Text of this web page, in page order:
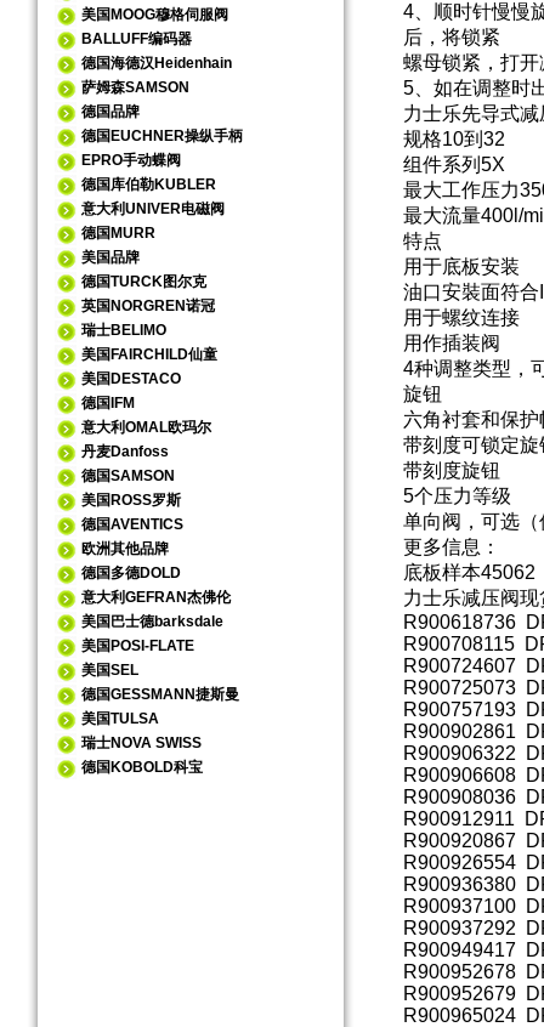
美国MOOG穆格伺服阀
BALLUFF编码器
德国海德汉Heidenhain
萨姆森SAMSON
德国品牌
德国EUCHNER操纵手柄
EPRO手动蝶阀
德国库伯勒KUBLER
意大利UNIVER电磁阀
德国MURR
美国品牌
德国TURCK图尔克
英国NORGREN诺冠
瑞士BELIMO
美国FAIRCHILD仙童
美国DESTACO
德国IFM
意大利OMAL欧玛尔
丹麦Danfoss
德国SAMSON
美国ROSS罗斯
德国AVENTICS
欧洲其他品牌
德国多德DOLD
意大利GEFRAN杰佛伦
美国巴士德barksdale
美国POSI-FLATE
美国SEL
德国GESSMANN捷斯曼
美国TULSA
瑞士NOVA SWISS
德国KOBOLD科宝
4、顺时针慢慢
后，将锁紧
螺母锁紧，打
5、如在调整时
力士乐先导式
规格10到32
组件系列5X
最大工作压力
最大流量400l/
特点
用于底板安装
油口安裝面符合
用于螺纹连接
用作插装阀
4种调整类型，
旋钮
六角衬套和保护
带刻度可锁定旋
带刻度旋钮
5个压力等级
单向阀，可选
更多信息：
底板样本45062
力士乐减压阀
R900618736
R900708115
R900724607
R900725073
R900757193
R900902861
R900906322
R900906608
R900908036
R900912911
R900920867
R900926554
R900936380
R900937100
R900937292
R900949417
R900952678
R900952679
R900965024